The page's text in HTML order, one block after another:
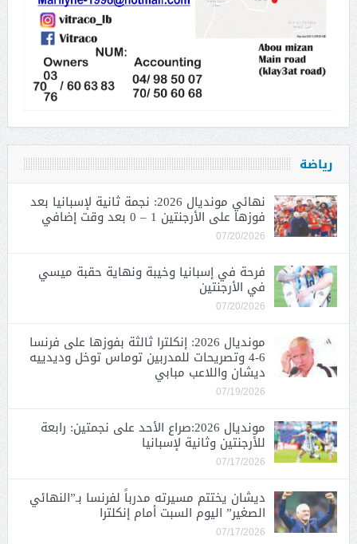
رياضة
نهائي مونديال 2026: نجمة ثانية لإسبانيا بعد
فوزها على الأرجنتين 1 – 0 بعد وقت إضافي
07/20/2026
فرحة في إسبانيا وخيبة ونهاية حقبة ميسي
في الأرجنتين
07/20/2026
مونديال 2026: إنكلترا ثالثة بفوزها على فرنسا
6-4 وتصريحات للمدربين توماس توخل وديدييه
ديشان واللاعب مبابي
07/19/2026
مونديال 2026:صراع الأحد على نجمتين: رابعة
للأرجنتين وثانية لإسبانيا
07/17/2026
ديشان يختتم مسيرته مدرباً لفرنسا بـ”النهائي
الصغير” اليوم السبت أمام إنكلترا
07/17/2026